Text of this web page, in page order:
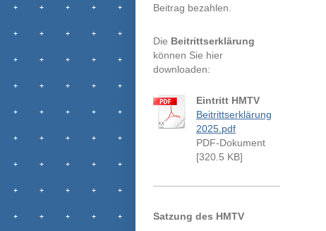
Beitrag bezahlen.
Die Beitrittserklärung
können Sie hier
downloaden:
Eintritt HMTV
Beitrittserklärung
2025.pdf
PDF-Dokument
[320.5 KB]
Satzung des HMTV